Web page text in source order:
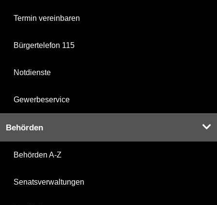
Termin vereinbaren
Bürgertelefon 115
Notdienste
Gewerbeservice
Behörden
Behörden A-Z
Senatsverwaltungen